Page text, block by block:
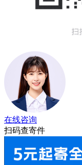
在线咨询
扫码查寄件